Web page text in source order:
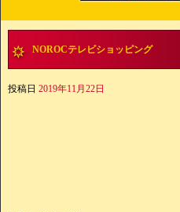
NOROCテレビショッピング
投稿日 2019年11月22日